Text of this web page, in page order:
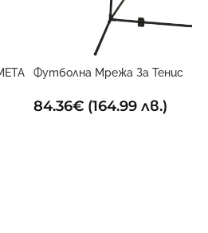
Футболна Мрежа За Тенис
84.36€(164.99 лв.)